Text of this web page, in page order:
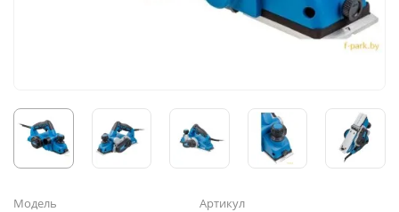
Модель Артикул